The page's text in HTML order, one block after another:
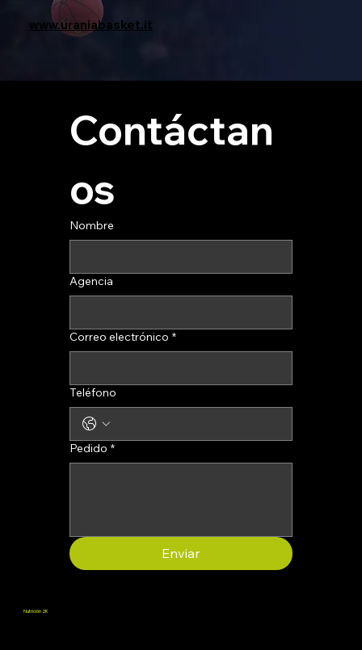
www.uraniabasket.it
Contáctan
os
Nombre
Agencia
Correo electrónico *
Teléfono
Pedido *
Enviar
Nutrición 2K